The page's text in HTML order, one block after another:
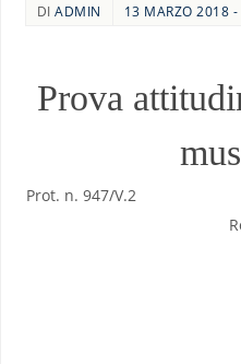
DIADMIN 13 MARZO 2018
Prova
Prot. n.
Reggio